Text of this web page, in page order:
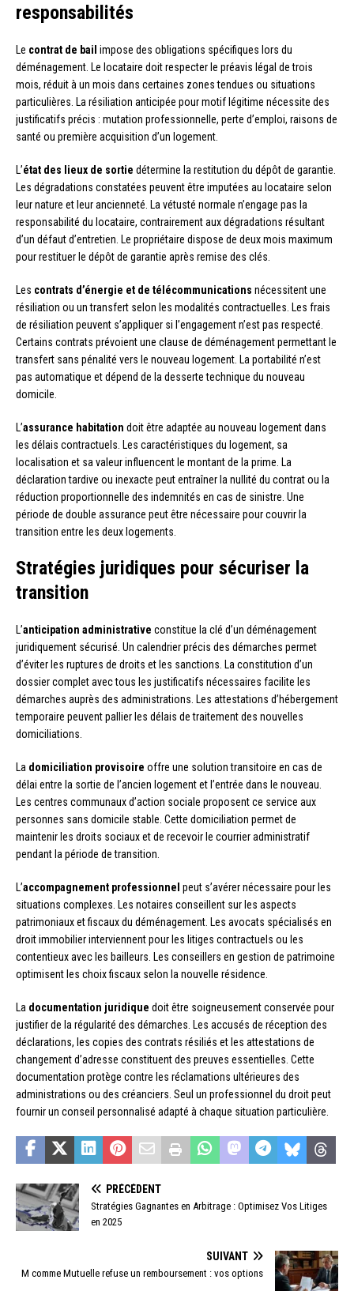
responsabilités
Le contrat de bail impose des obligations spécifiques lors du
déménagement. Le locataire doit respecter le préavis légal de trois
mois, réduit à un mois dans certaines zones tendues ou situations
particulières. La résiliation anticipée pour motif légitime nécessite des
justificatifs précis : mutation professionnelle, perte d’emploi, raisons de
santé ou première acquisition d’un logement.
L’état des lieux de sortie détermine la restitution du dépôt de garantie.
Les dégradations constatées peuvent être imputées au locataire selon
leur nature et leur ancienneté. La vétusté normale n’engage pas la
responsabilité du locataire, contrairement aux dégradations résultant
d’un défaut d’entretien. Le propriétaire dispose de deux mois maximum
pour restituer le dépôt de garantie après remise des clés.
Les contrats d’énergie et de télécommunications nécessitent une
résiliation ou un transfert selon les modalités contractuelles. Les frais
de résiliation peuvent s’appliquer si l’engagement n’est pas respecté.
Certains contrats prévoient une clause de déménagement permettant le
transfert sans pénalité vers le nouveau logement. La portabilité n’est
pas automatique et dépend de la desserte technique du nouveau
domicile.
L’assurance habitation doit être adaptée au nouveau logement dans
les délais contractuels. Les caractéristiques du logement, sa
localisation et sa valeur influencent le montant de la prime. La
déclaration tardive ou inexacte peut entraîner la nullité du contrat ou la
réduction proportionnelle des indemnités en cas de sinistre. Une
période de double assurance peut être nécessaire pour couvrir la
transition entre les deux logements.
Stratégies juridiques pour sécuriser la
transition
L’anticipation administrative constitue la clé d’un déménagement
juridiquement sécurisé. Un calendrier précis des démarches permet
d’éviter les ruptures de droits et les sanctions. La constitution d’un
dossier complet avec tous les justificatifs nécessaires facilite les
démarches auprès des administrations. Les attestations d’hébergement
temporaire peuvent pallier les délais de traitement des nouvelles
domiciliations.
La domiciliation provisoire offre une solution transitoire en cas de
délai entre la sortie de l’ancien logement et l’entrée dans le nouveau.
Les centres communaux d’action sociale proposent ce service aux
personnes sans domicile stable. Cette domiciliation permet de
maintenir les droits sociaux et de recevoir le courrier administratif
pendant la période de transition.
L’accompagnement professionnel peut s’avérer nécessaire pour les
situations complexes. Les notaires conseillent sur les aspects
patrimoniaux et fiscaux du déménagement. Les avocats spécialisés en
droit immobilier interviennent pour les litiges contractuels ou les
contentieux avec les bailleurs. Les conseillers en gestion de patrimoine
optimisent les choix fiscaux selon la nouvelle résidence.
La documentation juridique doit être soigneusement conservée pour
justifier de la régularité des démarches. Les accusés de réception des
déclarations, les copies des contrats résiliés et les attestations de
changement d’adresse constituent des preuves essentielles. Cette
documentation protège contre les réclamations ultérieures des
administrations ou des créanciers. Seul un professionnel du droit peut
fournir un conseil personnalisé adapté à chaque situation particulière.
PRÉCÉDENT
Stratégies Gagnantes en Arbitrage : Optimisez Vos Litiges
en 2025
SUIVANT
M comme Mutuelle refuse un remboursement : vos options